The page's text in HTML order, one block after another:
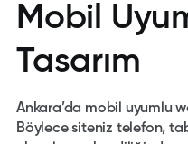
Mobil
Tasarım
Ankara’da mobil uyumlu
Böylece siteniz telefon,